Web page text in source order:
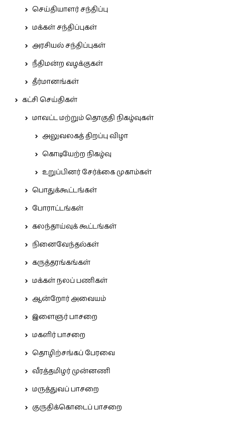
செய்தியாளர் சந்திப்பு
மக்கள் சந்திப்புகள்
அரசியல் சந்திப்புகள்
நீதிமன்ற வழக்குகள்
தீர்மானங்கள்
கட்சி செய்திகள்
மாவட்ட மற்றும் தொகுதி நிகழ்வுகள்
அலுவலகத் திறப்பு விழா
கொடியேற்ற நிகழ்வு
உறுப்பினர் சேர்க்கை முகாம்கள்
பொதுக்கூட்டங்கள்
போராட்டங்கள்
கலந்தாய்வுக் கூட்டங்கள்
நினைவேந்தல்கள்
கருத்தரங்கங்கள்
மக்கள் நலப் பணிகள்
ஆன்றோர் அவையம்
இளைஞர் பாசறை
மகளிர் பாசறை
தொழிற்சங்கப் பேரவை
வீரத்தமிழர் முன்னணி
மருத்துவப் பாசறை
குருதிக்கொடைப் பாசறை